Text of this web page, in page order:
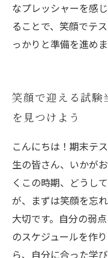
なプレッシャーを感
ることで、笑顔でテ
っかりと準備を進め
笑顔で迎える試験
を見つけよう
こんにちは！期末テ
生の皆さん、いかが
くこの時期、どうし
が、まずは笑顔を忘
大切です。自分の弱
のスケジュールを作
ら、自分に合った学